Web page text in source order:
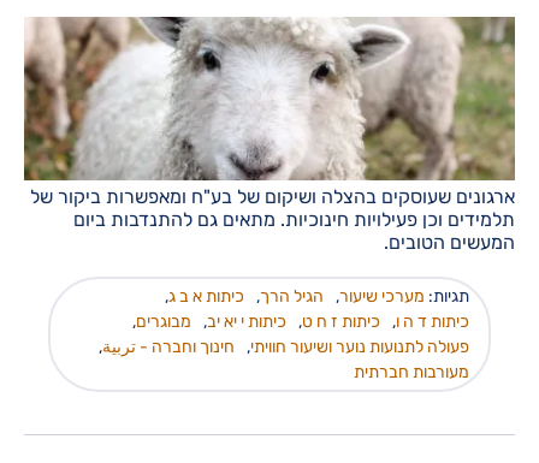
ארגונים שעוסקים בהצלה ושיקום של בע"ח ומאפשרות ביקור של
תלמידים וכן פעילויות חינוכיות. מתאים גם להתנדבות ביום
המעשים הטובים.
תגיות: מערכי שיעור, הגיל הרך, כיתות א ב ג,
כיתות ד ה ו, כיתות ז ח ט, כיתות י יא יב, מבוגרים,
פעולה לתנועות נוער ושיעור חוויתי, חינוך וחברה - تربية,
מעורבות חברתית